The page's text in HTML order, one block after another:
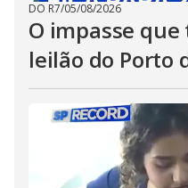
DO R7/05/08/2026
O impasse
leilão do Porto